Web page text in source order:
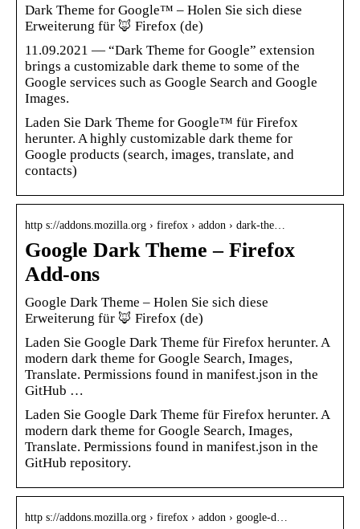
Dark Theme for Google™ – Holen Sie sich diese
Erweiterung für 🦊 Firefox (de)
11.09.2021 — “Dark Theme for Google” extension
brings a customizable dark theme to some of the
Google services such as Google Search and Google
Images.
Laden Sie Dark Theme for Google™ für Firefox
herunter. A highly customizable dark theme for
Google products (search, images, translate, and
contacts)
http s://addons.mozilla.org › firefox › addon › dark-the…
Google Dark Theme – Firefox
Add-ons
Google Dark Theme – Holen Sie sich diese
Erweiterung für 🦊 Firefox (de)
Laden Sie Google Dark Theme für Firefox herunter. A
modern dark theme for Google Search, Images,
Translate. Permissions found in manifest.json in the
GitHub …
Laden Sie Google Dark Theme für Firefox herunter. A
modern dark theme for Google Search, Images,
Translate. Permissions found in manifest.json in the
GitHub repository.
http s://addons.mozilla.org › firefox › addon › google-d…